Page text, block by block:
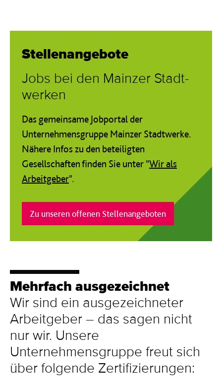
Stellen­angebote
Jobs bei den Mainz­er Stadt­
werken
Das gemeinsame Jobportal der
Unternehmensgruppe Mainzer Stadtwerke.
Nähere Infos zu den beteiligten
Gesellschaften finden Sie unter "Wir als
Arbeitgeber".
Zu unseren offenen Stellenangeboten
Mehr­fach aus­gezeichnet
Wir sind ein ausgezeichneter
Arbeitgeber – das sagen nicht
nur wir. Unsere
Unternehmensgruppe freut sich
über folgende Zertifizierungen: